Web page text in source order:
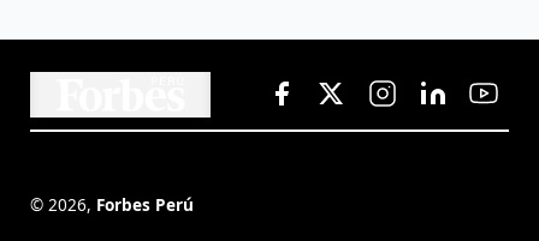
© 2026, Forbes Perú